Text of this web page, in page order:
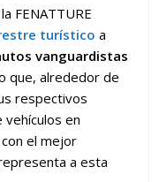
FENATTURE
turístico a
vanguardistas
que, alrededor de
respectivos
en
el mejor
a esta